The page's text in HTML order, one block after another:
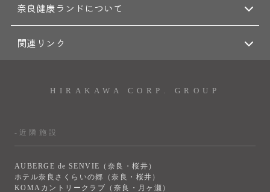
奈良健康ランドについて
関連リンク
HIRAKAWA CORP. GROUP
-近隣施設
AUBERGE de SENVIE（奈良・桜井）
ホテル奈良さくらいの郷（奈良・桜井）
KOMAカントリークラブ（奈良・月ヶ瀬）